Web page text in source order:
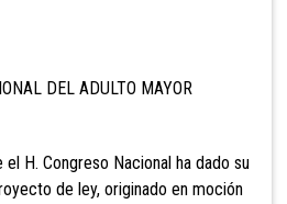
DEL ADULTO MAYOR
H. Congreso Nacional ha dado su
de ley, originado en moción